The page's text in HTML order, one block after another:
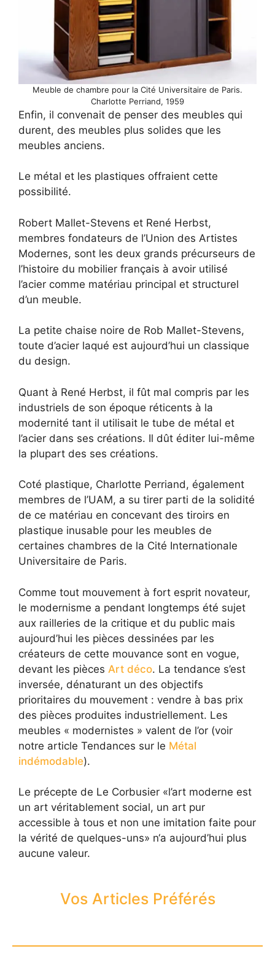
Meuble de chambre pour la Cité Universitaire de Paris.
Charlotte Perriand, 1959
Enfin, il convenait de penser des meubles qui
durent, des meubles plus solides que les
meubles anciens.
Le métal et les plastiques offraient cette
possibilité.
Robert Mallet-Stevens et René Herbst,
membres fondateurs de l’Union des Artistes
Modernes, sont les deux grands précurseurs de
l’histoire du mobilier français à avoir utilisé
l’acier comme matériau principal et structurel
d’un meuble.
La petite chaise noire de Rob Mallet-Stevens,
toute d’acier laqué est aujourd’hui un classique
du design.
Quant à René Herbst, il fût mal compris par les
industriels de son époque réticents à la
modernité tant il utilisait le tube de métal et
l’acier dans ses créations. Il dût éditer lui-même
la plupart des ses créations.
Coté plastique, Charlotte Perriand, également
membres de l’UAM, a su tirer parti de la solidité
de ce matériau en concevant des tiroirs en
plastique inusable pour les meubles de
certaines chambres de la Cité Internationale
Universitaire de Paris.
Comme tout mouvement à fort esprit novateur,
le modernisme a pendant longtemps été sujet
aux railleries de la critique et du public mais
aujourd’hui les pièces dessinées par les
créateurs de cette mouvance sont en vogue,
devant les pièces Art déco. La tendance s’est
inversée, dénaturant un des objectifs
prioritaires du mouvement : vendre à bas prix
des pièces produites industriellement. Les
meubles « modernistes » valent de l’or (voir
notre article Tendances sur le Métal
indémodable).
Le précepte de Le Corbusier «l’art moderne est
un art véritablement social, un art pur
accessible à tous et non une imitation faite pour
la vérité de quelques-uns» n‘a aujourd’hui plus
aucune valeur.
Vos Articles Préférés